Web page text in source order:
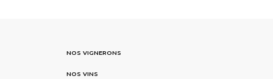
NOS VIGNERONS
NOS VINS